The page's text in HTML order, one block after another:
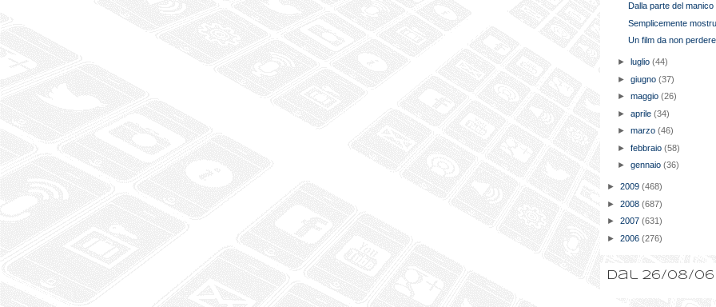
Dalla parte del manico
Semplicemente
Un film da non perdere
► luglio(44)
►giugno(37)
►maggio(26)
►aprile(34)
►marzo(46)
►febbraio(58)
►gennaio(36)
► 2009 (468)
► 2008 (687)
► 2007 (631)
► 2006 (276)
Dal 26/08/06